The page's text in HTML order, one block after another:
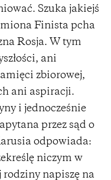
Szuka jakiejś
Finista pcha
Rosja. W tym
ani
zbiorowej,
ani aspiracji.
i jednocześnie
przez sąd o
odpowiada:
niczym w
rodziny napiszę na